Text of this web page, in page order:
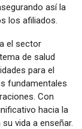
así la
los afiliados.
el sector
de salud
para el
fundamentales
Con
hacia la
vida a enseñar.